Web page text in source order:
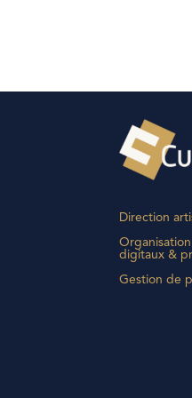
Direction
digitaux &
Gestion de